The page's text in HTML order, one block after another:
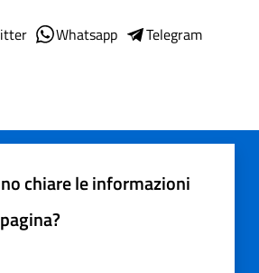
Whatsapp
Telegram
chiare le informazioni